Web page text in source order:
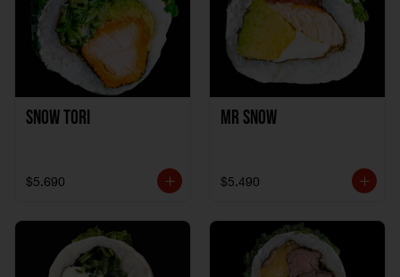
Snow Tori
$5.690
Mr Snow
$5.490